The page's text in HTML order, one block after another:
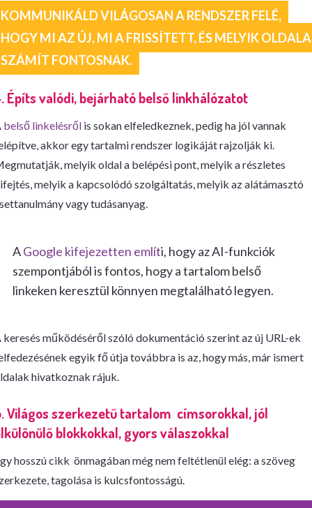
KOMMUNIKÁLD VILÁGOSAN A RENDSZER FELÉ,
HOGY MI AZ ÚJ, MI A FRISSÍTETT, ÉS MELYIK
SZÁMÍT FONTOSNAK.
Építs valódi, bejárható belső linkhálózatot
belső linkelésről is sokan elfeledkeznek, pedig ha jól vannak
akkor egy tartalmi rendszer logikáját rajzolják ki.
melyik oldal a belépési pont, melyik a részletes
melyik a kapcsolódó szolgáltatás, melyik az alátámasztó
vagy tudásanyag.
AGoogle kifejezetten említi, hogy az AI-funkciók
szempontjából is fontos, hogy a tartalom belső
linkeken keresztül könnyen megtalálható legyen.
keresés működéséről szóló dokumentáció szerint az új URL-ek
egyik fő útja továbbra is az, hogy más, már ismert
hivatkoznak rájuk.
Világos szerkezetű tartalom címsorokkal, jól
blokkokkal, gyors válaszokkal
hosszú cikk önmagában még nem feltétlenül elég: a szöveg
tagolása is kulcsfontosságú.